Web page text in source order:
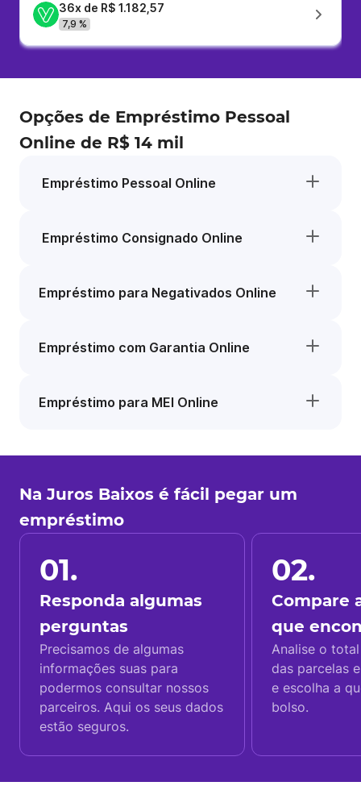
36x de R$ 1.182,57
7,9 %
Opções de Empréstimo Pessoal
Online de R$ 14 mil
Empréstimo Pessoal Online
Empréstimo Consignado Online
Empréstimo para Negativados Online
Empréstimo com Garantia Online
Empréstimo para MEI Online
Na Juros Baixos é fácil pegar um
empréstimo
01.
Responda algumas
perguntas
Precisamos de algumas
informações suas para
podermos consultar nossos
parceiros. Aqui os seus dados
estão seguros.
02.
Compare
que
Analise o
das parcelas
e escolha a
bolso.